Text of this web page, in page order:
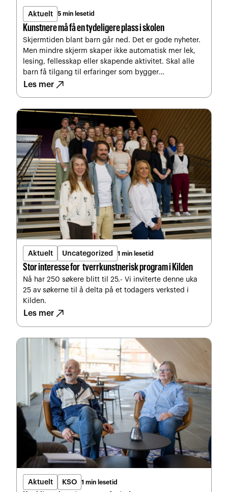
Aktuelt 5 min lesetid
Kunstnere må få en tydeligere plass i skolen
Skjermtiden blant barn går ned. Det er gode nyheter.
Men mindre skjerm skaper ikke automatisk mer lek,
lesing, fellesskap eller skapende aktivitet. Skal alle
barn få tilgang til erfaringer som bygger
konsentrasjon og mestring, må kunstnere få en
Les mer north_east
Aktuelt Uncategorized 1 min lesetid
Stor interesse for tverrkunstnerisk program i Kilden
Nå har 250 søkere blitt til 25.- Vi inviterte denne uka
25 av søkerne til å delta på et todagers verksted i
Kilden.
Les mer north_east
Aktuelt KSO 1 min lesetid